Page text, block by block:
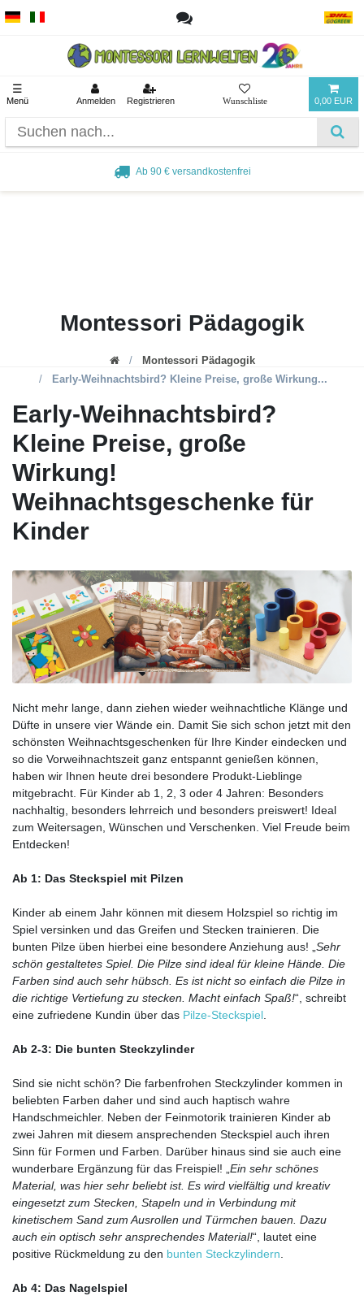
☰
Menü Anmelden Registrieren 0,00 EUR
Ab 90 € versandkostenfrei
Montessori Pädagogik
Montessori Pädagogik
Early-Weihnachtsbird? Kleine Preise, große Wirkung...
Early-Weihnachtsbird?
Kleine Preise, große
Wirkung!
Weihnachtsgeschenke für
Kinder
Nicht mehr lange, dann ziehen wieder weihnachtliche Klänge und
Düfte in unsere vier Wände ein. Damit Sie sich schon jetzt mit den
schönsten Weihnachtsgeschenken für Ihre Kinder eindecken und
so die Vorweihnachtszeit ganz entspannt genießen können,
haben wir Ihnen heute drei besondere Produkt-Lieblinge
mitgebracht. Für Kinder ab 1, 2, 3 oder 4 Jahren: Besonders
nachhaltig, besonders lehrreich und besonders preiswert! Ideal
zum Weitersagen, Wünschen und Verschenken. Viel Freude beim
Entdecken!
Ab 1: Das Steckspiel mit Pilzen
Kinder ab einem Jahr können mit diesem Holzspiel so richtig im
Spiel versinken und das Greifen und Stecken trainieren. Die
bunten Pilze üben hierbei eine besondere Anziehung aus! „Sehr
schön gestaltetes Spiel. Die Pilze sind ideal für kleine Hände. Die
Farben sind auch sehr hübsch. Es ist nicht so einfach die Pilze in
die richtige Vertiefung zu stecken. Macht einfach Spaß!“, schreibt
eine zufriedene Kundin über das Pilze-Steckspiel.
Ab 2-3: Die bunten Steckzylinder
Sind sie nicht schön? Die farbenfrohen Steckzylinder kommen in
beliebten Farben daher und sind auch haptisch wahre
Handschmeichler. Neben der Feinmotorik trainieren Kinder ab
zwei Jahren mit diesem ansprechenden Steckspiel auch ihren
Sinn für Formen und Farben. Darüber hinaus sind sie auch eine
wunderbare Ergänzung für das Freispiel! „Ein sehr schönes
Material, was hier sehr beliebt ist. Es wird vielfältig und kreativ
eingesetzt zum Stecken, Stapeln und in Verbindung mit
kinetischem Sand zum Ausrollen und Türmchen bauen. Dazu
auch ein optisch sehr ansprechendes Material!“, lautet eine
positive Rückmeldung zu den bunten Steckzylindern.
Ab 4: Das Nagelspiel